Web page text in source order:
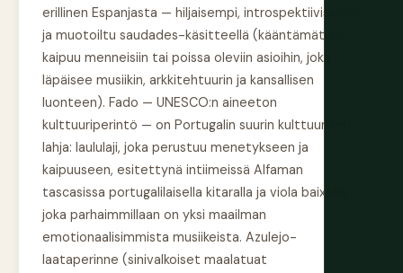
erillinen Espanjasta — hiljaisempi, introspektiivisempi
ja muotoiltu saudades-käsitteellä (kääntämätön
kaipuu menneisiin tai poissa oleviin asioihin, joka
läpäisee musiikin, arkkitehtuurin ja kansallisen
luonteen). Fado — UNESCO:n aineeton
kulttuuriperintö — on Portugalin suurin kulttuurinen
lahja: laululaji, joka perustuu menetykseen ja
kaipuuseen, esitettynä intiimeissä Alfaman
tascasissa portugalilaisella kitaralla ja viola baixolla,
joka parhaimmillaan on yksi maailman
emotionaalisimmista musiikeista. Azulejo-
laataperinne (sinivalkoiset maalatuat